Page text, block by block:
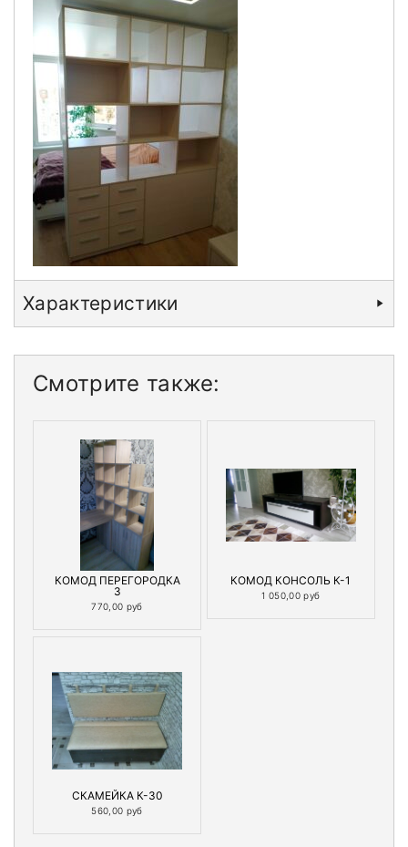
Характеристики
Смотрите также:
КОМОД ПЕРЕГОРОДКА
3
770,00 руб
КОМОД КОНСОЛЬ К-1
1 050,00 руб
СКАМЕЙКА К-30
560,00 руб